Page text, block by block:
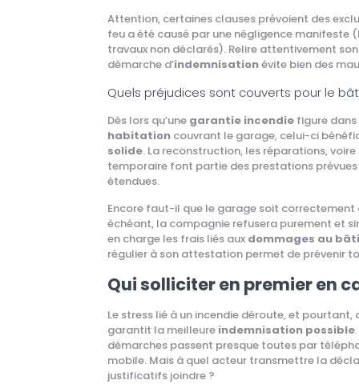
Attention, certaines clauses prévoient des
feu a été causé par une négligence manifeste
travaux non déclarés). Relire attentivement
démarche d’indemnisationévite bien des
Quels préjudices sont couverts pour le
Dès lors qu’une garantie incendie figure dans
habitation couvrant le garage, celui-ci
solide. La reconstruction, les réparations,
temporaire font partie des prestations
étendues.
Encore faut-il que le garage soit
échéant, la compagnie refusera purement et
en charge les frais liés aux dommages au
régulier à son attestation permet de prévenir
Qui solliciter en premier en
Le stress lié à un incendie déroute, et
garantit la meilleure indemnisation possible
démarches passent presque toutes par
mobile. Mais à quel acteur transmettre la
justificatifs joindre ?